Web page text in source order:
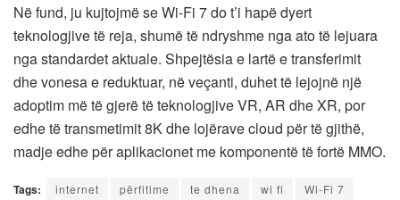
Në fund, ju kujtojmë se Wi-Fi 7 do t’i hapë dyert
teknologjive të reja, shumë të ndryshme nga ato të lejuara
nga standardet aktuale. Shpejtësia e lartë e transferimit
dhe vonesa e reduktuar, në veçanti, duhet të lejojnë një
adoptim më të gjerë të teknologjive VR, AR dhe XR, por
edhe të transmetimit 8K dhe lojërave cloud për të gjithë,
madje edhe për aplikacionet me komponentë të fortë MMO.
Tags: internet përfitime te dhena wi fi Wi-Fi 7